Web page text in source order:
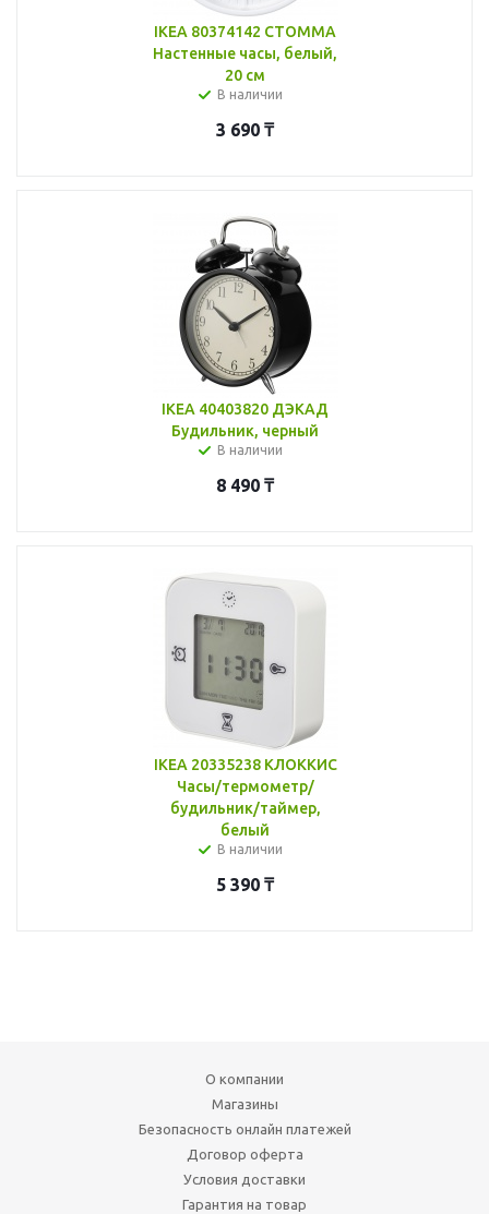
IKEA 80374142 СТОММА
Настенные часы, белый,
20 см
В наличии
3 690 ₸
IKEA 40403820 ДЭКАД
Будильник, черный
В наличии
8 490 ₸
IKEA 20335238 КЛОККИС
Часы/термометр/
будильник/таймер,
белый
В наличии
5 390 ₸
О компании
Магазины
Безопасность онлайн платежей
Договор оферта
Условия доставки
Гарантия на товар